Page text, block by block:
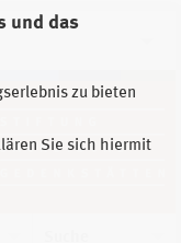
und das
zu bieten
Sie sich hiermit